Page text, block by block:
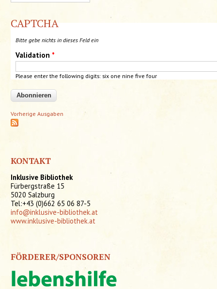
CAPTCHA
Bitte gebe nichts in dieses Feld ein
Validation *
Please enter the following digits: six one nine five four
Vorherige Ausgaben
KONTAKT
Inklusive Bibliothek
Fürbergstraße 15
5020 Salzburg
Tel:+43 (0)662 65 06 87-5
info@inklusive-bibliothek.at
www.inklusive-bibliothek.at
FÖRDERER/SPONSOREN